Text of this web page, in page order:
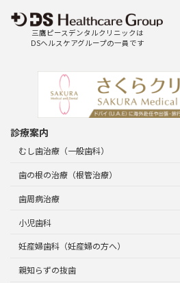
三鷹ピースデンタルクリニックは
DSヘルスケアグループの一員です
診療案内
むし歯治療（一般歯科）
歯の根の治療（根管治療）
歯周病治療
小児歯科
妊産婦歯科（妊産婦の方へ）
親知らずの抜歯